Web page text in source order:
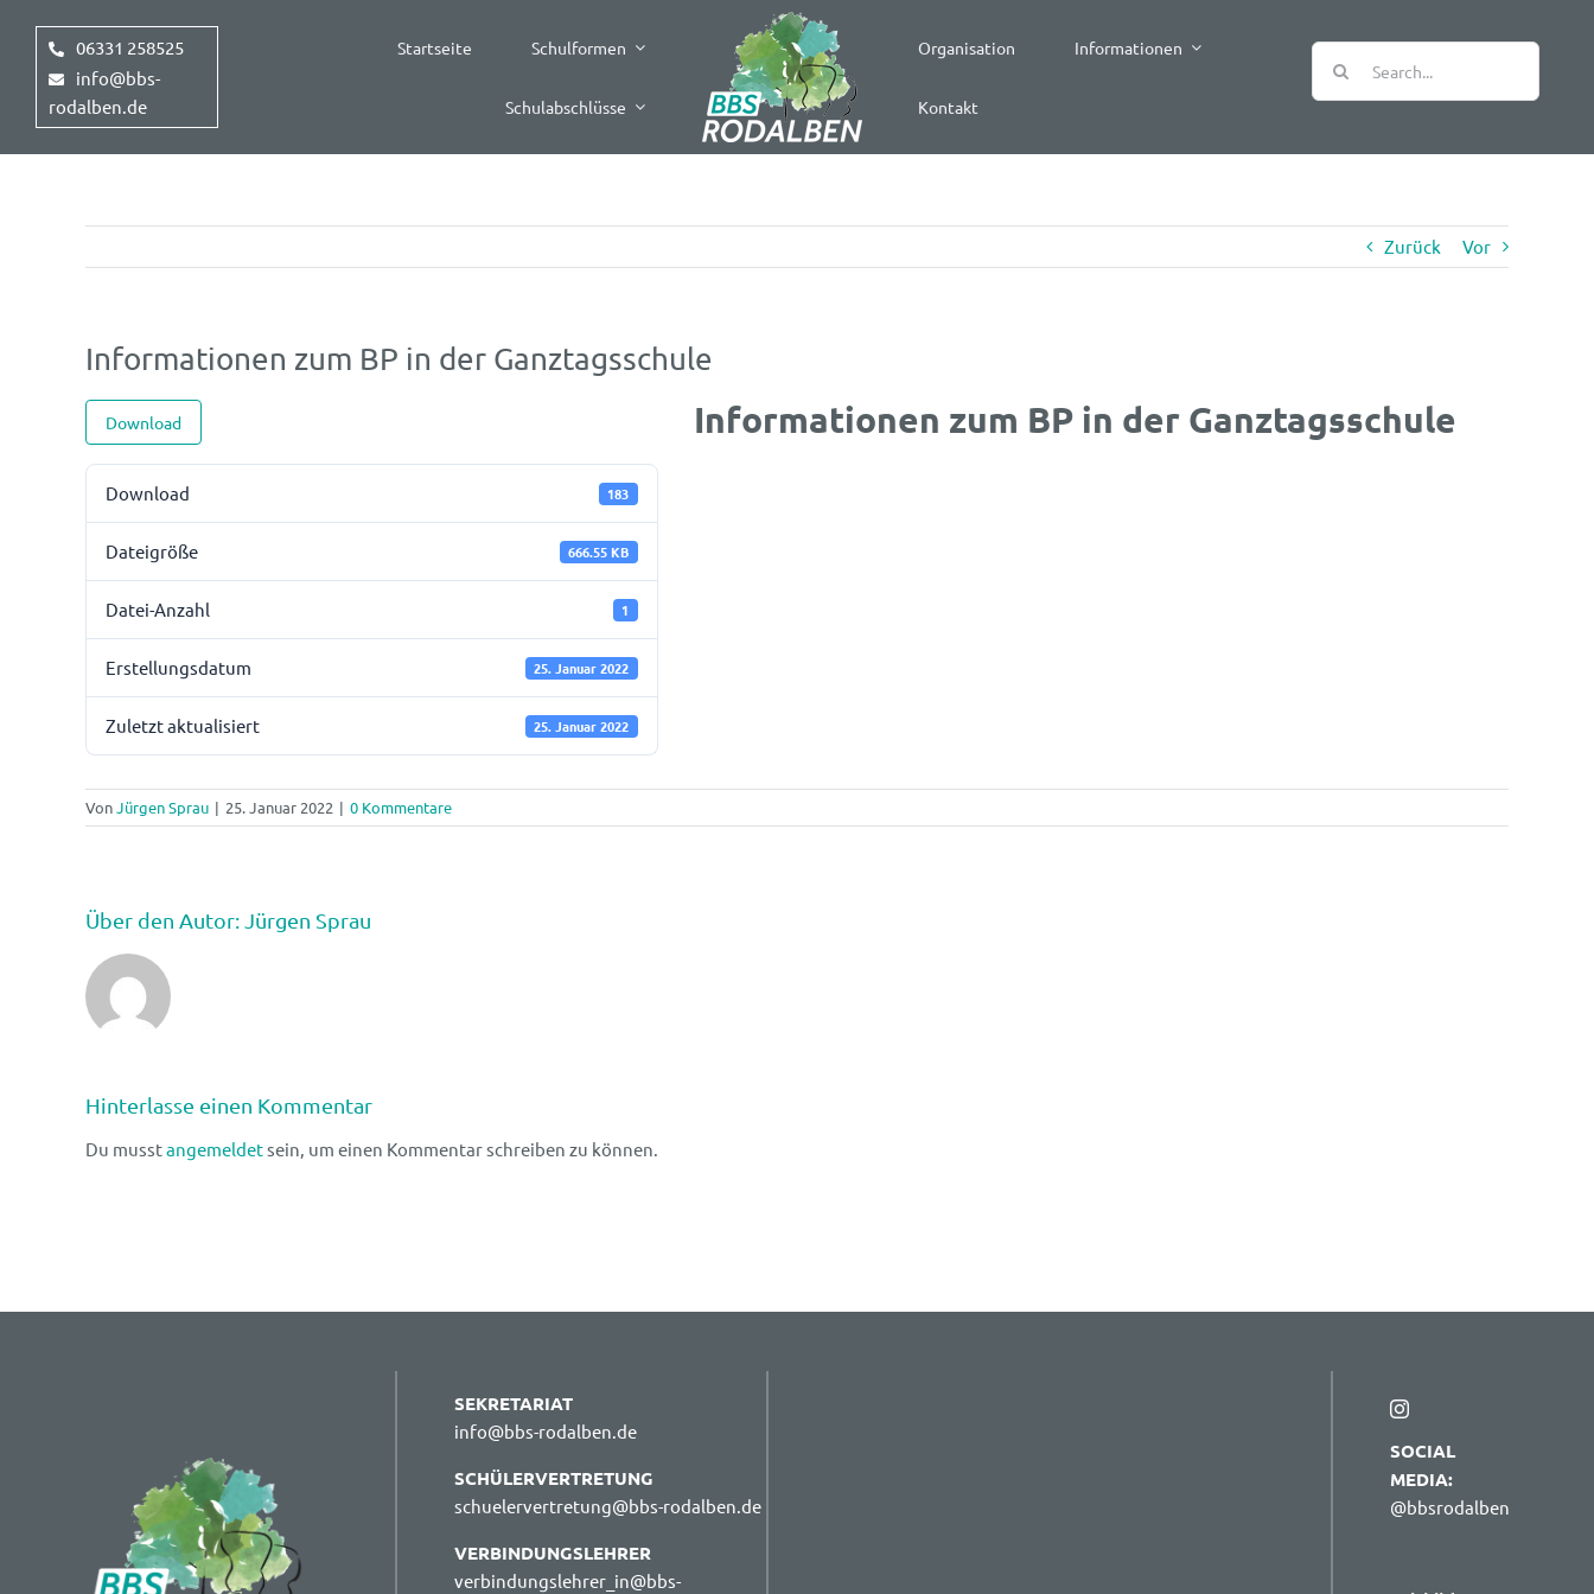
springen
06331 258525
info@bbs-
rodalben.de
Startseite Schulformen
Schulabschlüsse
Organisation Informationen
Kontakt
Suche
nach:
Zurück Vor
Informationen zum BP in der Ganztagsschule
Download
Download 183
Dateigröße 666.55 KB
Datei-Anzahl 1
Erstellungsdatum 25. Januar 2022
Zuletzt aktualisiert 25. Januar 2022
Informationen zum BP in der Ganztagsschule
VonJürgen Sprau | 25. Januar 2022 | 0 Kommentare
Über den Autor:Jürgen Sprau
Hinterlasse einen Kommentar
Du musstangemeldetsein, um einen Kommentar schreiben zu können.
SEKRETARIAT
info@bbs-rodalben.de
SCHÜLERVERTRETUNG
schuelervertretung@bbs-rodalben.de
VERBINDUNGSLEHRER
verbindungslehrer_in@bbs-
SOCIAL
MEDIA:
@bbsrodalben